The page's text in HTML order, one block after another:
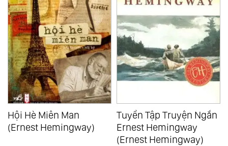
Hội Hè Miên Man
(Ernest Hemingway)
Tuyển Tập Truyện Ngắn
Ernest Hemingway
(Ernest Hemingway)